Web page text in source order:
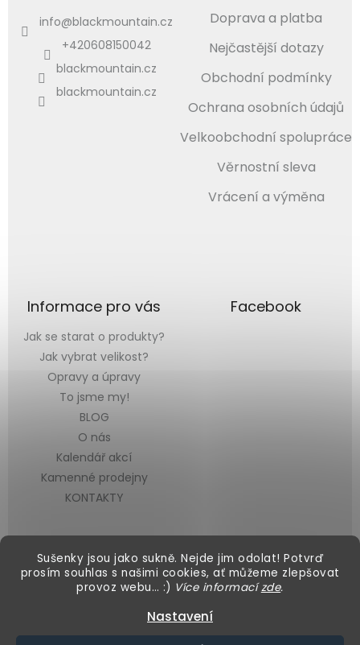
Sušenky jsou jako sukně. Nejde jim odolat! Potvrď
prosím souhlas s našimi cookies, ať můžeme zlepšovat
provoz webu… :) Více informacízde.
Nastavení
info@blackmountain.cz
+420608150042
blackmountain.cz
blackmountain.cz
Doprava a platba
Nejčastější dotazy
Obchodní podmínky
Ochrana osobních údajů
Velkoobchodní spolupráce
Věrnostní sleva
Vrácení a výměna
Informace pro vás
Jak se starat o produkty?
Jak vybrat velikost?
Opravy a úpravy
To jsme my!
BLOG
O nás
Kalendář akcí
Kamenné prodejny
KONTAKTY
Facebook
Vytvořil Shoptet &
Copyright 2026Black Mountain. Všechna práva vyhrazena.